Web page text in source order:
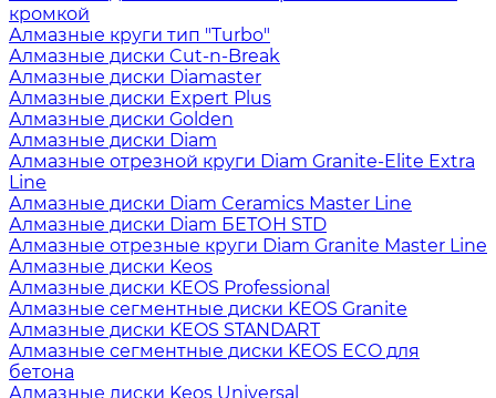
кромкой
Алмазные круги тип "Turbo"
Алмазные диски Cut-n-Break
Алмазные диски Diamaster
Алмазные диски Expert Plus
Алмазные диски Golden
Алмазные диски Diam
Алмазные отрезной круги Diam Granite-Elite Extra
Line
Алмазные диски Diam Ceramics Master Line
Алмазные диски Diam БЕТОН STD
Алмазные отрезные круги Diam Granite Master Line
Алмазные диски Keos
Алмазные диски KEOS Professional
Алмазные сегментные диски KEOS Granite
Алмазные диски KEOS STANDART
Алмазные сегментные диски KEOS ECO для
бетона
Алмазные диски Keos Universal